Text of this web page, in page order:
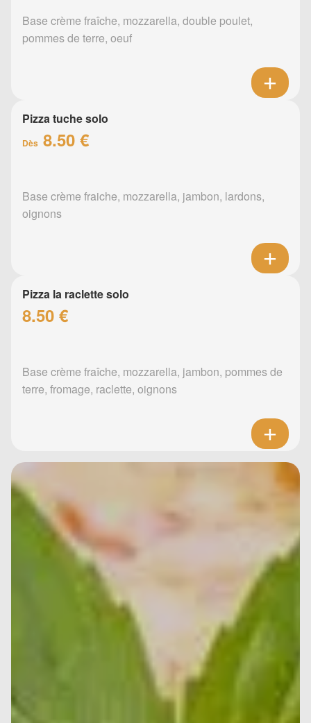
Base crème fraîche, mozzarella, double poulet,
pommes de terre, oeuf
Pizza tuche solo
Dès 8.50 €
Base crème fraiche, mozzarella, jambon, lardons,
oignons
Pizza la raclette solo
8.50 €
Base crème fraîche, mozzarella, jambon, pommes de
terre, fromage, raclette, oignons